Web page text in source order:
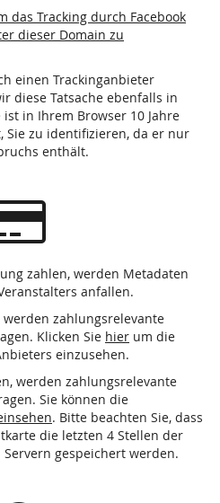
das Tracking durch Facebook
dieser Domain zu
einen Trackinganbieter
diese Tatsache ebenfalls in
ist in Ihrem Browser 10 Jahre
zu identifizieren, da er nur
enthält.
zahlen, werden Metadaten
anfallen.
werden zahlungsrelevante
Klicken Sie hier um die
einzusehen.
werden zahlungsrelevante
Sie können die
. Bitte beachten Sie, dass
die letzten 4 Stellen der
gespeichert werden.